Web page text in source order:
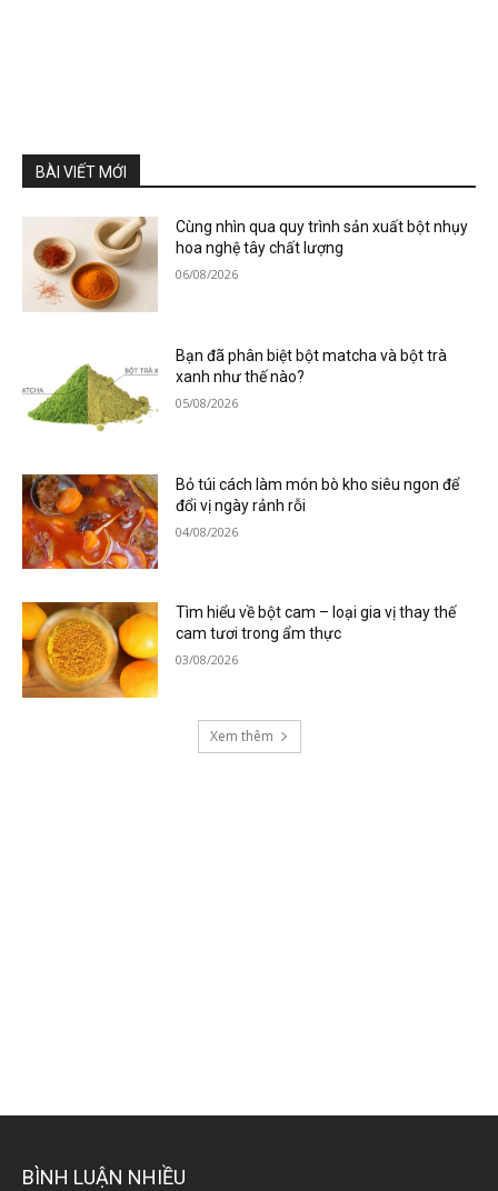
BÀI VIẾT MỚI
Cùng nhìn qua quy trình sản xuất bột nhụy
hoa nghệ tây chất lượng
06/08/2026
Bạn đã phân biệt bột matcha và bột trà
xanh như thế nào?
05/08/2026
Bỏ túi cách làm món bò kho siêu ngon để
đổi vị ngày rảnh rỗi
04/08/2026
Tìm hiểu về bột cam – loại gia vị thay thế
cam tươi trong ẩm thực
03/08/2026
Xem thêm
BÌNH LUẬN NHIỀU